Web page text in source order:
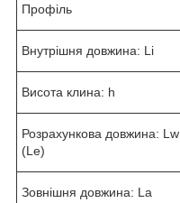
Профіль
Внутрішня довжина: Li
Висота клина: h
Розрахункова довжина: Lw
(Le)
Зовнішня довжина: La